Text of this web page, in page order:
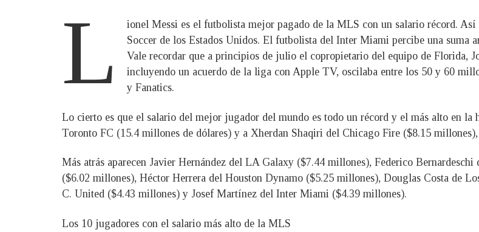
L
ionel Messi es el futbolista mejor pagado de la MLS con un salario récord.
Soccer de los Estados Unidos. El futbolista del Inter Miami percibe una suma
Vale recordar que a principios de julio el copropietario del equipo de Florida,
incluyendo un acuerdo de la liga con Apple TV, oscilaba entre los 50 y 60
y Fanatics.
Lo cierto es que el salario del mejor jugador del mundo es todo un récord y el más alto en
Toronto FC (15.4 millones de dólares) y a Xherdan Shaqiri del Chicago Fire ($8.15
Más atrás aparecen Javier Hernández del LA Galaxy ($7.44 millones), Federico
($6.02 millones), Héctor Herrera del Houston Dynamo ($5.25 millones), Douglas Costa de
C. United ($4.43 millones) y Josef Martínez del Inter Miami ($4.39 millones).
Los 10 jugadores con el salario más alto de la MLS